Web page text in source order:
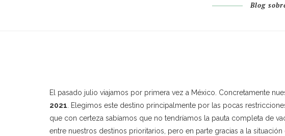
Blog
Viajar a México
El pasado julio viajamos por primera vez a México. Concretamente
2021. Elegimos este destino principalmente por las pocas
que con certeza sabíamos que no tendríamos la pauta completa de
entre nuestros destinos prioritarios, pero en parte gracias a la